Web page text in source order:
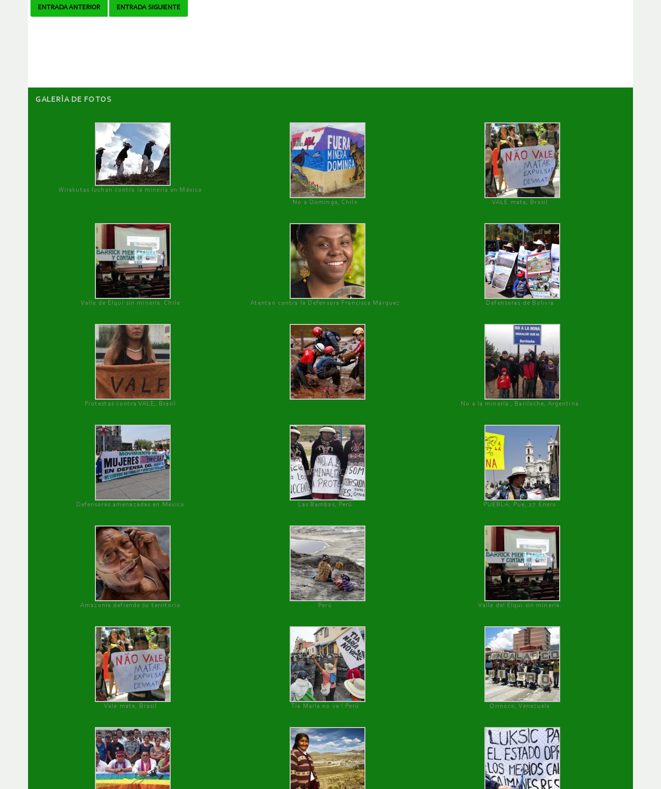
Navegador
ENTRADA ANTERIOR ENTRADA SIGUIENTE
GALERÌA DE FOTOS
Wirakutas luchan contra la minería en México
No a Dominga, Chile
VALE mata, Brasil
Valle de Elqui sin minería. Chile Atentan contra la Defensora Francisca Márquez Defensoras de Bolivia
Protestas contra VALE, Brasil No a la minería , Bariloche, Argentina
Defensoras amenazadas en México Las Bambas, Perú PUEBLA, Pue, 27 Enero
Amazonía defiende su territorio Perú Valle del Elqui sin minería.
Vale mata, Brasil Tía María no va ! Perú Orinoco, Venezuela